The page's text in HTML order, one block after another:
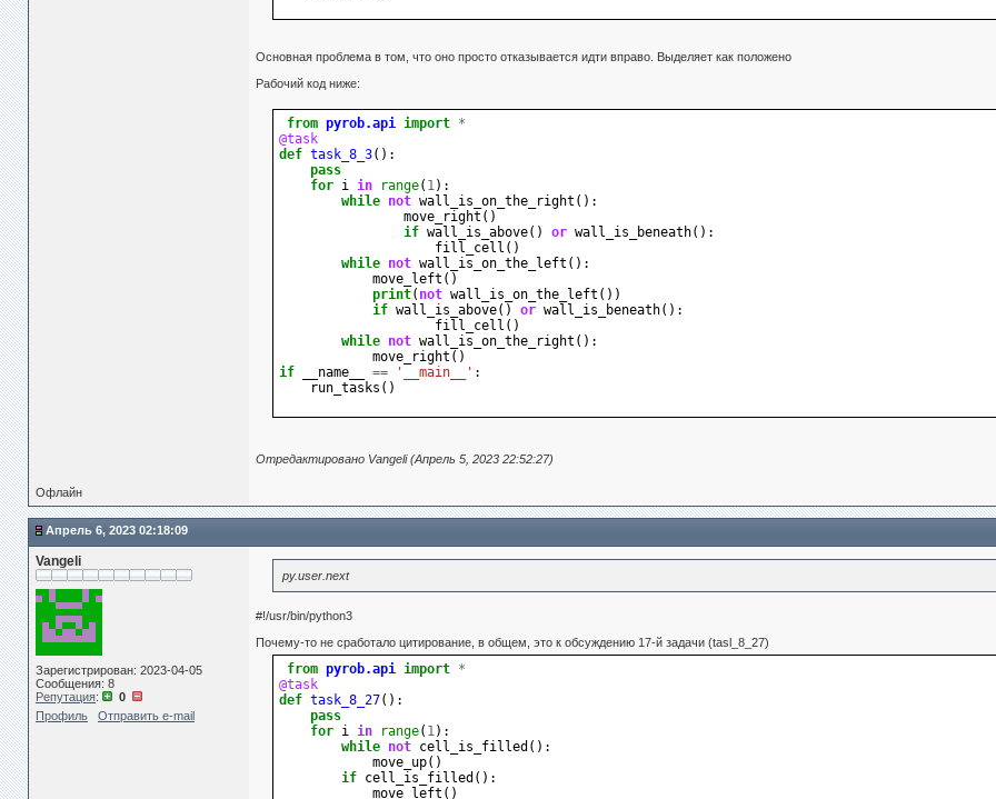
Основная проблема в том, что оно просто отказывается идти вправо. Выделяет как положено
Рабочий код ниже:
from pyrob.api import *
@task
def task_8_3():
pass
for i in range( 1):
while not wall_is_on_the_right ():
move_right ()
if wall_is_above() or wall_is_beneath():
fill_cell ()
while not wall_is_on_the_left ():
move_left ()
print( not wall_is_on_the_left ())
if wall_is_above() or wall_is_beneath():
fill_cell ()
while not wall_is_on_the_right ():
move_right ()
if
__name__ == '__main__' :
run_tasks ()
Отредактировано Vangeli (Апрель 5, 2023 22:52:27)
Офлайн
Апрель 6, 2023 02:18:09
Vangeli
Зарегистрирован: 2023-04-05
Сообщения: 8
Репутация:
0
Профиль
Отправить e-mail
py.user.next
#!/usr/bin/python3
Почему-то не сработало цитирование, в общем, это к обсуждению 17-й задачи (tasl_8_27)
from pyrob.api import *
@task
def task_8_27():
pass
for i in range( 1):
while not cell_is_filled ():
move_up()
if cell_is_filled ():
move_left ()